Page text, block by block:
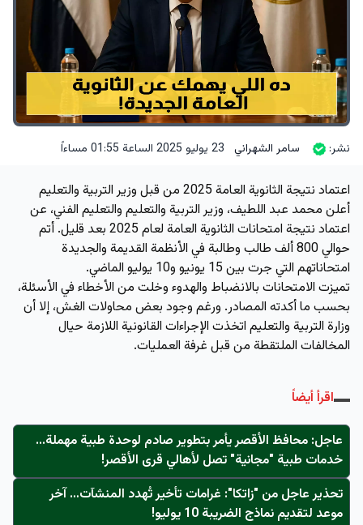
نشر: سامر الشهراني 23 يوليو 2025 الساعة 01:55 مساءاً
اعتماد نتيجة الثانوية العامة 2025 من قبل وزير التربية والتعليم
أعلن محمد عبد اللطيف، وزير التربية والتعليم والتعليم الفني، عن
اعتماد نتيجة امتحانات الثانوية العامة لعام 2025 بعد قليل. أتم
حوالي 800 ألف طالب وطالبة في الأنظمة القديمة والجديدة
امتحاناتهم التي جرت بين 15 يونيو و10 يوليو الماضي.
تميزت الامتحانات بالانضباط والهدوء وخلت من الأخطاء في الأسئلة،
بحسب ما أكدته المصادر. ورغم وجود بعض محاولات الغش، إلا أن
وزارة التربية والتعليم اتخذت الإجراءات القانونية اللازمة حيال
المخالفات الملتقطة من قبل غرفة العمليات.
اقرأ أيضاً
عاجل: محافظ الأقصر يأمر بتطوير صادم لوحدة طبية مهملة...
خدمات طبية "مجانية" تصل لأهالي قرى الأقصر!
تحذير عاجل من "زاتكا": غرامات تأخير تُهدد المنشآت… آخر
موعد لتقديم نماذج الضريبة 10 يوليو!